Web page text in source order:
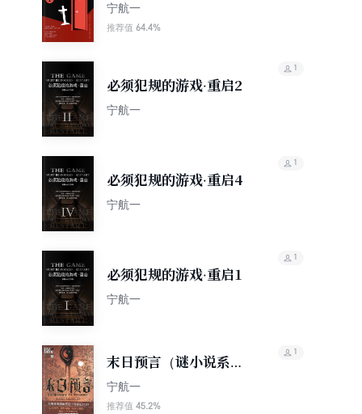
宁航一
推荐值 64.4%
必须犯规的游戏·重启2
宁航一
1
必须犯规的游戏·重启4
宁航一
1
必须犯规的游戏·重启1
宁航一
1
末日预言（谜小说系
列）
宁航一
推荐值 45.2%
1